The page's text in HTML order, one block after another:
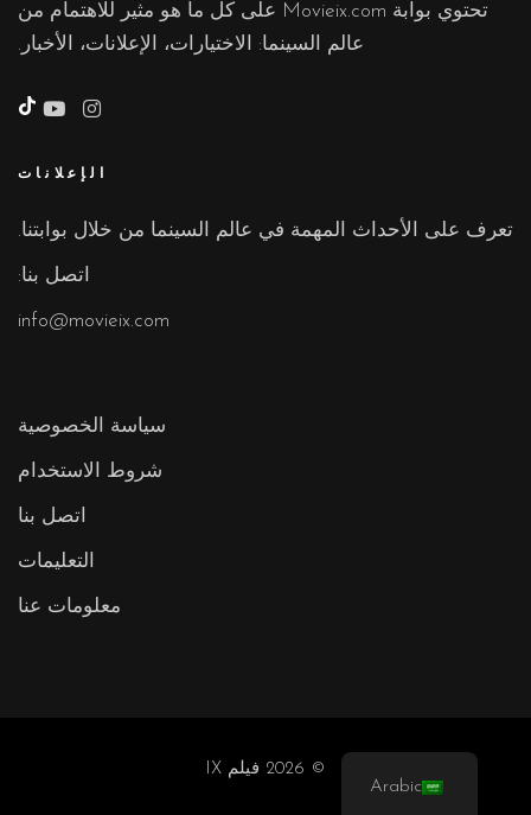
تحتوي بوابة Movieix.com على كل ما هو مثير للاهتمام من
عالم السينما: الاختيارات، الإعلانات، الأخبار.
الإعلانات
تعرف على الأحداث المهمة في عالم السينما من خلال بوابتنا.
اتصل بنا:
info@movieix.com
سياسة الخصوصية
شروط الاستخدام
اتصل بنا
التعليمات
معلومات عنا
© 2026 فيلم IX
Arabic